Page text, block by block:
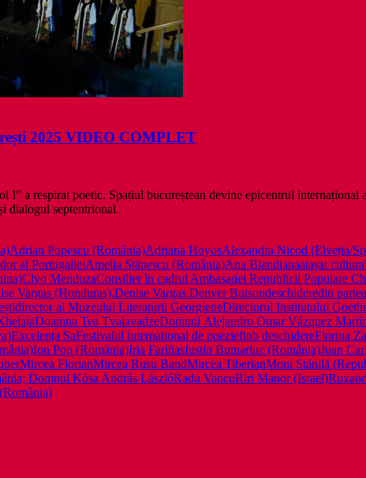
2025 VIDEO COMPLET
a respirat poetic. Spațiul bucureștean devine epicentrul
dialogul septentrional.
Adrian Popescu (România)Adriana HoyosAlexandra Nicod (Elveția/
al PortugalieiAmelia Stănescu (România)Ana Blandianaatașat
Clyo MendozaConsilier în cadrul Ambasadei Republicii Populare
Vargas (Honduras).Denise Vargas.Denver Butsondeschideredin
director al Muzeului Literaturii GeorgieneDirectorul Institutului
Doamna Tea TvalavadzeDomnul Alejandro Omar Vázquez
Excelența SaFestivalul international de poeziefipb deschidereFlorina
Ion Pop (România)Iria FariñasIustin Butnariuc (România)Juan
Mircea FlorianMircea Rusu BandMircea TiberianMoni Stănilă
Domnul Kósa András LászlóRadu VancuRiri Manor (Israel)